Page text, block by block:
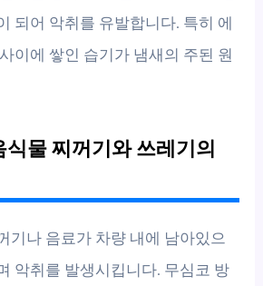
되어 악취를 유발합니다. 특히 에
이에 쌓인 습기가 냄새의 주된 원
물 찌꺼기와 쓰레기의
기나 음료가 차량 내에 남아있으
악취를 발생시킵니다. 무심코 방